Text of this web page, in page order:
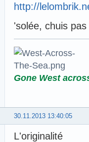
http://
'solée, chuis
Gone West
30.11.2013 13:40:05
L'originalité